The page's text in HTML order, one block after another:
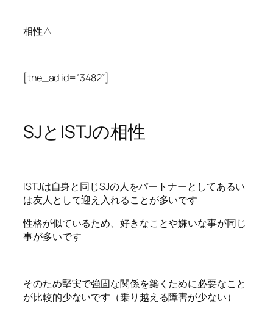
相性△
[the_ad id=”3482″]
SJとISTJの相性
ISTJは自身と同じSJの人をパートナーとしてあるい
は友人として迎え入れることが多いです
性格が似ているため、好きなことや嫌いな事が同じ
事が多いです
そのため堅実で強固な関係を築くために必要なこと
が比較的少ないです（乗り越える障害が少ない）